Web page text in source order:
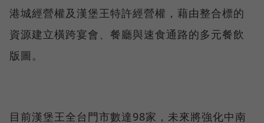
港城經營權及漢堡王特許經營權，藉由整合標的
資源建立橫跨宴會、餐廳與速食通路的多元餐飲
版圖。
目前漢堡王全台門市數達98家，未來將強化中南